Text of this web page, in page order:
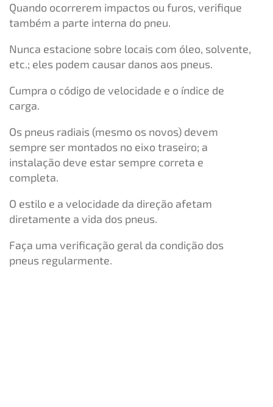
Quando ocorrerem impactos ou furos, verifique
também a parte interna do pneu.
Nunca estacione sobre locais com óleo, solvente,
etc.; eles podem causar danos aos pneus.
Cumpra o código de velocidade e o índice de
carga.
Os pneus radiais (mesmo os novos) devem
sempre ser montados no eixo traseiro; a
instalação deve estar sempre correta e
completa.
O estilo e a velocidade da direção afetam
diretamente a vida dos pneus.
Faça uma verificação geral da condição dos
pneus regularmente.